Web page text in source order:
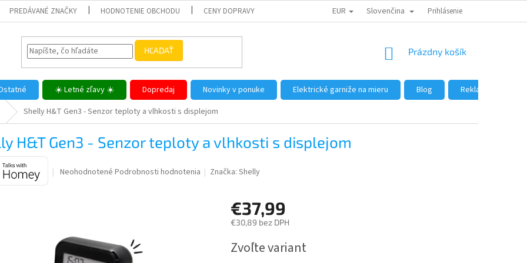
PREDÁVANÉ ZNAČKY HODNOTENIE OBCHODU CENY DOPRAVY DÔVODY NÁKUPU U NÁS AKO NAKUPOVAŤ VEĽKOOBCHOD
EUR Slovenčina Prihlásenie
HĽADAŤ
NÁKUPNÝ
Prázdny košík
☀️ Letné zľavy ☀️ Dopredaj Novinky v ponuke Elektrické garniže na mieru Blog
Reklamácie a
Shelly H&T Gen3 - Senzor teploty a vlhkosti s displejom
H&T Gen3 - Senzor teploty a vlhkosti s displejom
Priemerné
5
hviezdičiek.
Neohodnotené Podrobnosti hodnotenia Značka:Shelly
€37,99
€30,89 bez DPH
cena:
Zvoľte variant